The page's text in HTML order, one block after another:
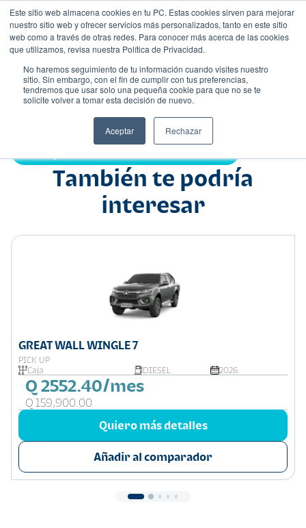
Este sitio web almacena cookies en tu PC. Estas cookies sirven para mejorar
nuestro sitio web y ofrecer servicios más personalizados, tanto en este sitio
web como a través de otras redes. Para conocer más acerca de las cookies
que utilizamos, revisa nuestra Política de Privacidad.
No haremos seguimiento de tu información cuando visites nuestro
sitio. Sin embargo, con el fin de cumplir con tus preferencias,
tendremos que usar solo una pequeña cookie para que no se te
solicite volver a tomar esta decisión de nuevo.
Aceptar Rechazar
Nombre
También te podría
interesar
GREAT WALL WINGLE 7
PICK UP
Caja
DIESEL 2026
Q 2552.40/mes
Q 159,900.00
Quiero más detalles
Añadir al comparador